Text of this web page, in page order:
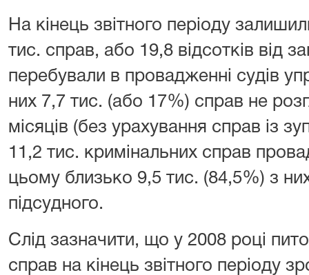
На кінець звітного періоду
тис. справ, або 19,8 відсотків від
перебували в провадженні судів
них 7,7 тис. (або 17%) справ не
місяців (без урахування справ із
11,2 тис. кримінальних справ
цьому близько 9,5 тис. (84,5%) з
підсудного.
Слід зазначити, що у 2008 році
справ на кінець звітного періоду